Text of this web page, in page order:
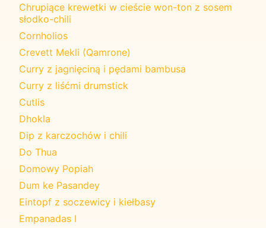
Chrupiące krewetki w cieście won-ton z sosem
słodko-chili
Cornholios
Crevett Mekli (Qamrone)
Curry z jagnięciną i pędami bambusa
Curry z liśćmi drumstick
Cutlis
Dhokla
Dip z karczochów i chili
Do Thua
Domowy Popiah
Dum ke Pasandey
Eintopf z soczewicy i kiełbasy
Empanadas I